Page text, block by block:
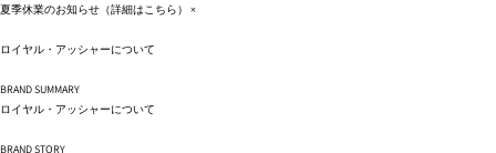
コンテ
進む
夏季休業のお知らせ（詳細はこちら） ×
ロイヤル・アッシャーについて
BRAND SUMMARY
ロイヤル・アッシャーについて
BRAND STORY